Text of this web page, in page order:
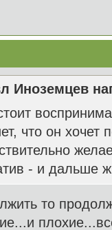
Иноземцев
что он хочет
- и дальше
то